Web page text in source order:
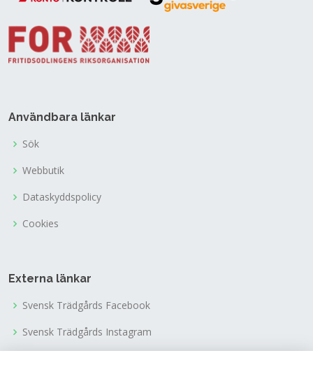
Användbara länkar
Sök
Webbutik
Dataskyddspolicy
Cookies
Externa länkar
Svensk Trädgårds Facebook
Svensk Trädgårds Instagram